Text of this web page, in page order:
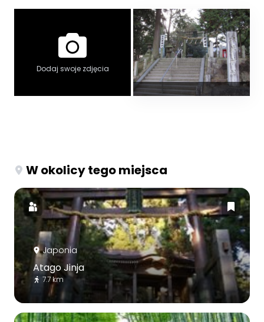
Dodaj swoje zdjęcia
W okolicy tego miejsca
Japonia
Atago Jinja
7.7 km